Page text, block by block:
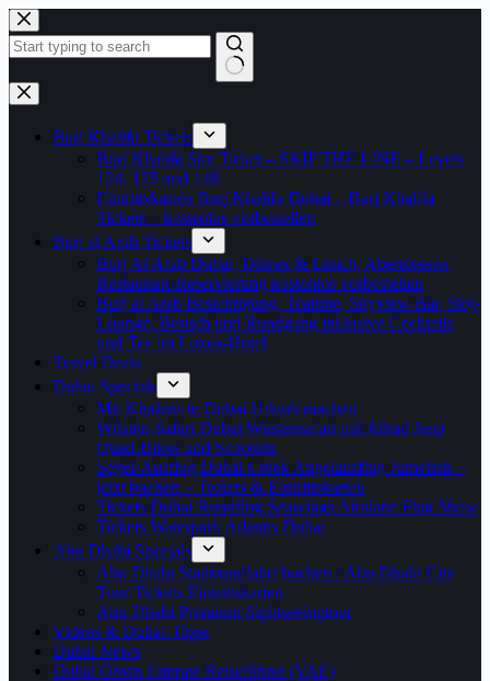
Zum
Inhalt
springen
Keine
Ergebnisse
Burj Khalifa Tickets
Burj Khalifa Sky Ticket – SKIP THE LINE – Levels
124, 125 und 148
Eintrittskarten Burj Khalifa Dubai – Burj Khalifa
Tickets – kostenlos vorbestellen
Burj al Arab Tickets
Burj Al Arab Dubai, Dinner & Lunch, Abendessen,
Restaurant-Reservierung kostenlos vorbestellen
Burj al Arab Besichtigung, Teatime, Skyview Bar, Sky-
Lounge, Besuch und Rundgang inklusive Cocktails
und Tee im Luxus-Hotel
Travel Deals
Dubai Specials
Mit Kindern in Dubai Urlaub machen
Wüsten-Safari Dubai Wüstensafari mit Allrad Jeep
Quad-Bikes und Scootern
Segel-Ausflug Dubai Creek Angelausflug Jumeirah –
jetzt buchen – Tickets & Eintrittskarten
Tickets Dubai Rundflug Seawings Airplane Flug Show
Tickets Waterpark Atlantis Dubai
Abu Dhabi Specials
Abu Dhabi Stadtrundfahrt buchen / Abu Dhabi City
Tour Tickets Eintrittskarten
Abu Dhabi Premium Sightseeingtour
Videos & Dubai-Tipps
Dubai News
Dubai Oman Emirate Reiseführer (VAE)